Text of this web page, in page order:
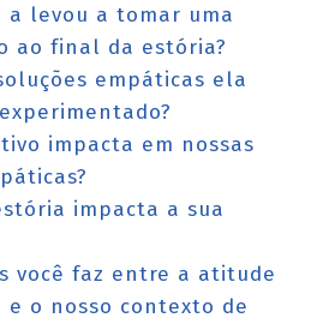
a levou a tomar uma
ao final da estória?
empáticas ela
impacta em nossas
impacta a sua
você faz entre a atitude
e o nosso contexto de